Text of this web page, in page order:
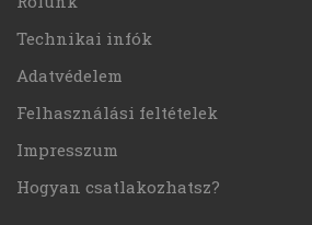
Technikai infók
Adatvédelem
Felhasználási feltételek
Impresszum
Hogyan csatlakozhatsz?